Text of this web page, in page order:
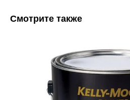
Смотрите также